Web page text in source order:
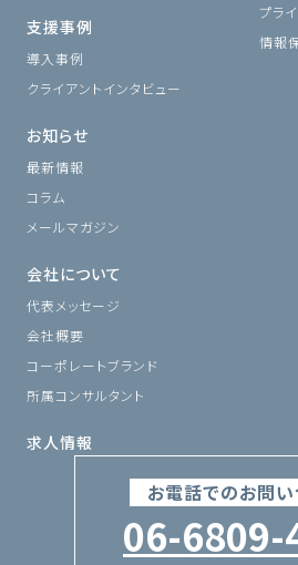
お電話でのお問
06-6809-
支援事例
導入事例
クライアントインタビュー
お知らせ
最新情報
コラム
メールマガジン
会社について
代表メッセージ
会社概要
コーポレートブランド
所属コンサルタント
求人情報
プラ
情報